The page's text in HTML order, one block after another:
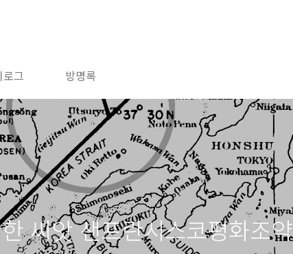
로그 방명록
씨앗 샌프란시스코평화조약